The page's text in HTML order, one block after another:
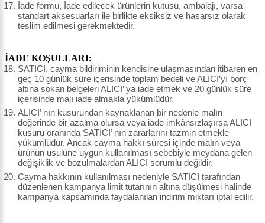
İade formu, İade edilecek ürünlerin kutusu, ambalajı, varsa
standart aksesuarları ile birlikte eksiksiz ve hasarsız olarak
teslim edilmesi gerekmektedir.
İADE KOŞULLARI:
SATICI, cayma bildiriminin kendisine ulaşmasından itibaren en
geç 10 günlük süre içerisinde toplam bedeli ve ALICI’yı borç
altına sokan belgeleri ALICI’ ya iade etmek ve 20 günlük süre
içerisinde malı iade almakla yükümlüdür.
ALICI’ nın kusurundan kaynaklanan bir nedenle malın
değerinde bir azalma olursa veya iade imkânsızlaşırsa ALICI
kusuru oranında SATICI’ nın zararlarını tazmin etmekle
yükümlüdür. Ancak cayma hakkı süresi içinde malın veya
ürünün usulüne uygun kullanılması sebebiyle meydana gelen
değişiklik ve bozulmalardan ALICI sorumlu değildir.
Cayma hakkının kullanılması nedeniyle SATICI tarafından
düzenlenen kampanya limit tutarının altına düşülmesi halinde
kampanya kapsamında faydalanılan indirim miktarı iptal edilir.